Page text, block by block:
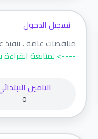
تسجيل الدخول
مناقصات عامة . تنفيذ
----> لمتابعة القراءة
التامين
0